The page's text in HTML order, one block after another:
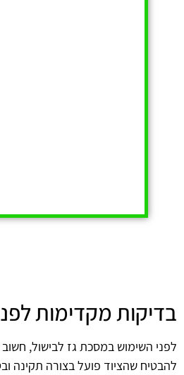
בדיקות מקדימות
לפני השימוש במסכת גז לבישול, חשוב
להבטיח שהציוד פועל בצורה תקינה